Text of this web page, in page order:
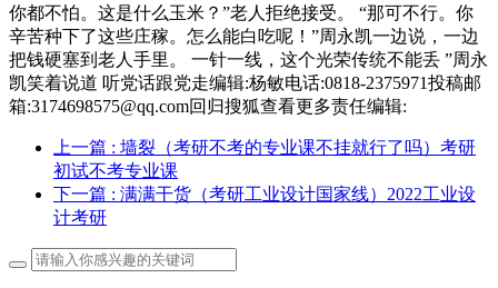
你都不怕。这是什么玉米？”老人拒绝接受。 “那可不行。你
辛苦种下了这些庄稼。怎么能白吃呢！”周永凯一边说，一边
把钱硬塞到老人手里。 一针一线，这个光荣传统不能丢 ”周永
凯笑着说道 听党话跟党走编辑:杨敏电话:0818-2375971投稿邮
箱:3174698575@qq.com回归搜狐查看更多责任编辑:
上一篇 : 墙裂（考研不考的专业课不挂就行了吗）考研
初试不考专业课
下一篇 : 满满干货（考研工业设计国家线）2022工业设
计考研